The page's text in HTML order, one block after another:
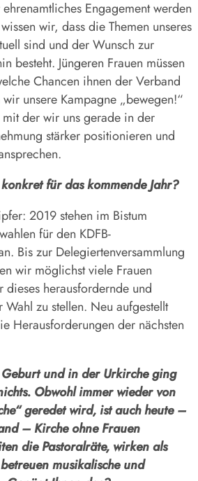
Engagement werden
wir, dass die Themen unseres
sind und der Wunsch zur
besteht. Jüngeren Frauen müssen
Chancen ihnen der Verband
unsere Kampagne „bewegen!“
der wir uns gerade in der
stärker positionieren und
für das kommende Jahr?
2019 stehen im Bistum
für den KDFB-
Bis zur Delegiertenversammlung
wir möglichst viele Frauen
herausfordernde und
Wahl zu stellen. Neu aufgestellt
Herausforderungen der nächsten
und in der Urkirche ging
Obwohl immer wieder von
geredet wird, ist auch heute –
– Kirche ohne Frauen
die Pastoralräte, wirken als
musikalische und